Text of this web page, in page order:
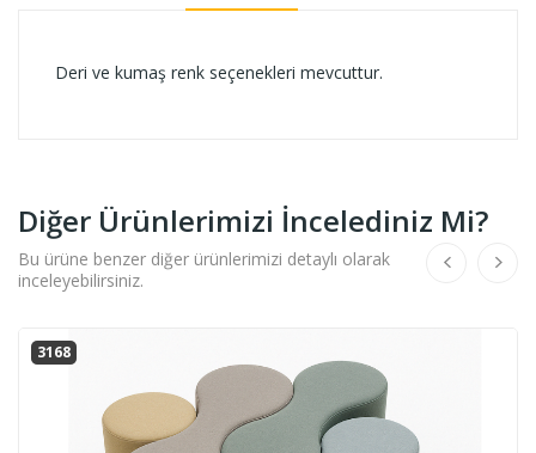
Deri ve kumaş renk seçenekleri mevcuttur.
Diğer Ürünlerimizi İncelediniz Mi?
Bu ürüne benzer diğer ürünlerimizi detaylı olarak
inceleyebilirsiniz.
3168